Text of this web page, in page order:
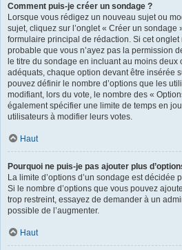
Comment puis-je créer un sondage ?
Lorsque vous rédigez un nouveau sujet ou
sujet, cliquez sur l’onglet « Créer un sondage
formulaire principal de rédaction. Si cet onglet
probable que vous n’ayez pas la permission
le titre du sondage en incluant au moins deux
adéquats, chaque option devant être insérée
pouvez définir le nombre d’options que les
modifiant, lors du vote, le nombre des «
également spécifier une limite de temps en
utilisateurs à modifier leurs votes.
Haut
Pourquoi ne puis-je pas ajouter plus
La limite d’options d’un sondage est décidée
Si le nombre d’options que vous pouvez
trop restreint, essayez de demander à un
possible de l’augmenter.
Haut